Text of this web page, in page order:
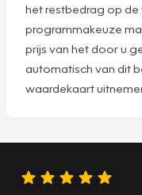
het restbedrag op
programmakeuze
prijs van het door u
automatisch van dit
waardekaart